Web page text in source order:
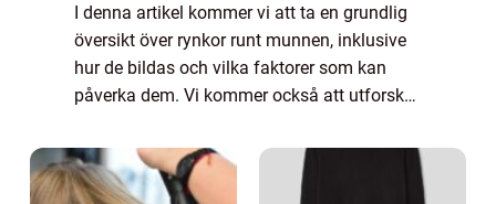
I denna artikel kommer vi att ta en grundlig
översikt över rynkor runt munnen, inklusive
hur de bildas och vilka faktorer som kan
påverka dem. Vi kommer också att utforska
diskutera deras populäritet samt present...